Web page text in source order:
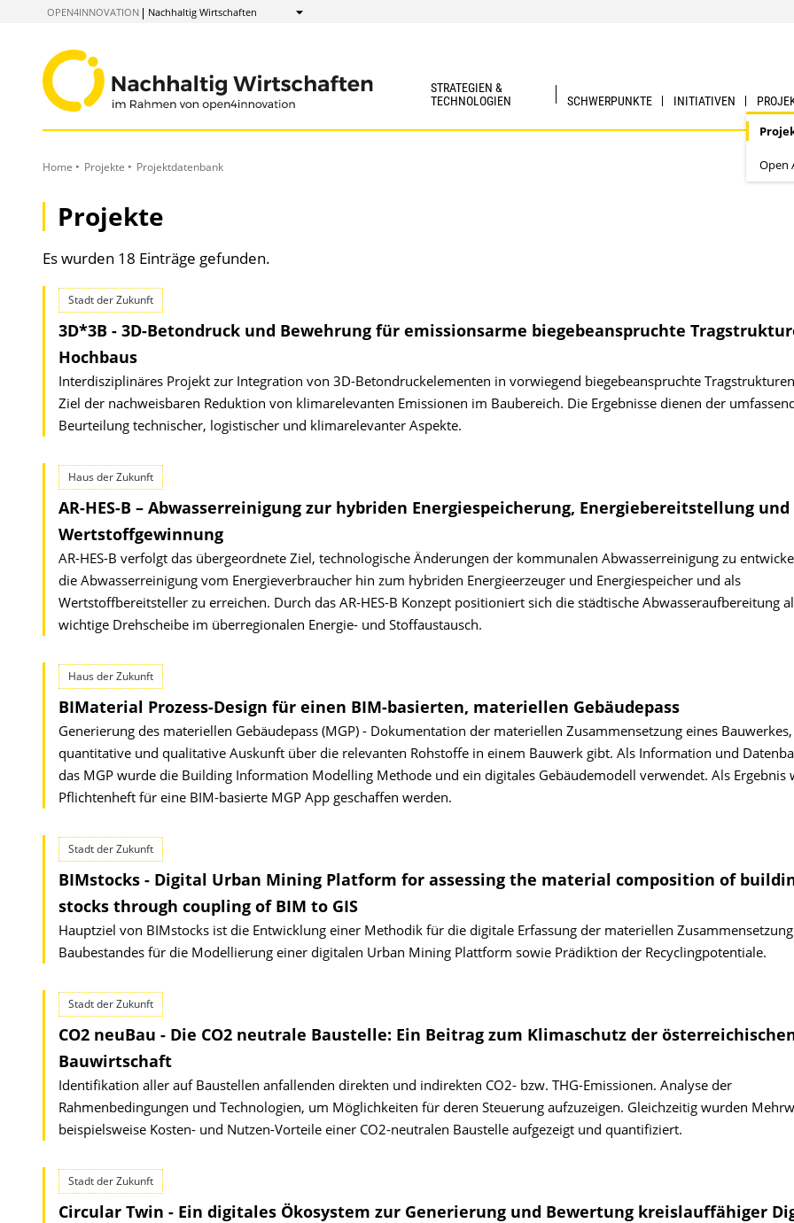
OPEN4INNOVATION Nachhaltig Wirtschaften
Anzeigen
STRATEGIEN &
TECHNOLOGIEN
SCHWERPUNKTE INITIATIVEN
Open
Home Projekte Projektdatenbank
Projekte
Es wurden 18 Einträge gefunden.
Stadt der Zukunft
3D*3B - 3D-Betondruck und Bewehrung für emissionsarme biegebeanspruchte
Hochbaus
Interdisziplinäres Projekt zur Integration von 3D-Betondruckelementen in vorwiegend biegebeanspruchte
Ziel der nachweisbaren Reduktion von klimarelevanten Emissionen im Baubereich. Die Ergebnisse dienen der
Beurteilung technischer, logistischer und klimarelevanter Aspekte.
Haus der Zukunft
AR-HES-B – Abwasserreinigung zur hybriden Energiespeicherung, Energiebereitstellung und
Wertstoffgewinnung
AR-HES-B verfolgt das übergeordnete Ziel, technologische Änderungen der kommunalen Abwasserreinigung zu
die Abwasserreinigung vom Energieverbraucher hin zum hybriden Energieerzeuger und Energiespeicher und als
Wertstoffbereitsteller zu erreichen. Durch das AR-HES-B Konzept positioniert sich die städtische Abwasseraufbereitung
wichtige Drehscheibe im überregionalen Energie- und Stoffaustausch.
Haus der Zukunft
BIMaterial Prozess-Design für einen BIM-basierten, materiellen Gebäudepass
Generierung des materiellen Gebäudepass (MGP) - Dokumentation der materiellen Zusammensetzung eines
quantitative und qualitative Auskunft über die relevanten Rohstoffe in einem Bauwerk gibt. Als Information und
das MGP wurde die Building Information Modelling Methode und ein digitales Gebäudemodell verwendet. Als Ergebnis
Pflichtenheft für eine BIM-basierte MGP App geschaffen werden.
Stadt der Zukunft
BIMstocks - Digital Urban Mining Platform for assessing the material composition of
stocks through coupling of BIM to GIS
Hauptziel von BIMstocks ist die Entwicklung einer Methodik für die digitale Erfassung der materiellen
Baubestandes für die Modellierung einer digitalen Urban Mining Plattform sowie Prädiktion der Recyclingpotentiale.
Stadt der Zukunft
CO2 neuBau - Die CO2 neutrale Baustelle: Ein Beitrag zum Klimaschutz der
Bauwirtschaft
Identifikation aller auf Baustellen anfallenden direkten und indirekten CO2- bzw. THG-Emissionen. Analyse der
Rahmenbedingungen und Technologien, um Möglichkeiten für deren Steuerung aufzuzeigen. Gleichzeitig wurden
beispielsweise Kosten- und Nutzen-Vorteile einer CO2-neutralen Baustelle aufgezeigt und quantifiziert.
Stadt der Zukunft
Circular Twin - Ein digitales Ökosystem zur Generierung und Bewertung kreislauffähiger